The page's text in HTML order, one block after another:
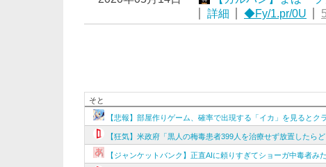
詳細
◆Fy/1.pr/0U
そと
【悲報】部屋作りゲーム、確率で出現する「イカ」を見るとク
【狂気】米政府「黒人の梅毒患者399人を治療せず放置したら
【ジャンケットバンク】正直AIに頼りすぎてショーガ中毒者み